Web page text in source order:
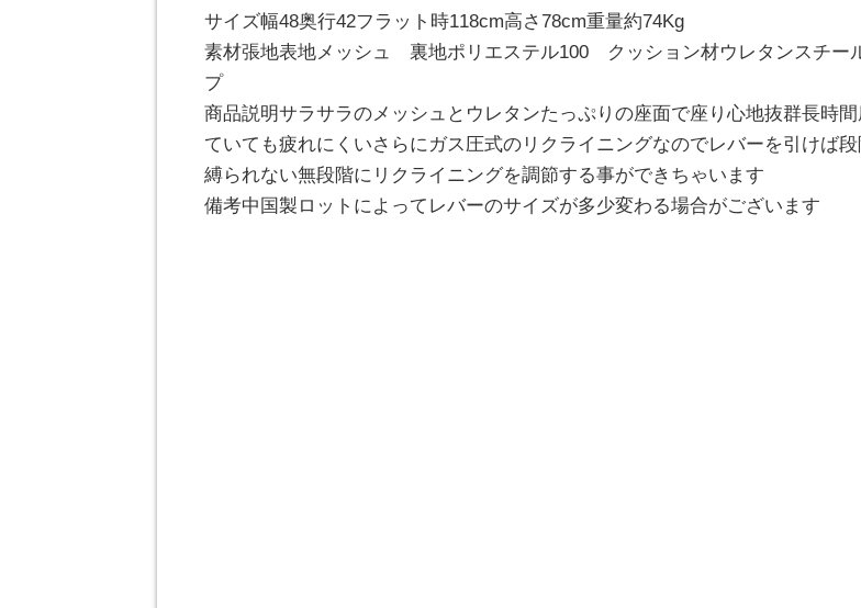
サイズ幅48奥行42フラット時118cm高さ78cm重量約74Kg
素材張地表地メッシュ 裏地ポリエステル100 クッション材ウレタンスチー
プ
商品説明サラサラのメッシュとウレタンたっぷりの座面で座り心地抜群長時間
ていても疲れにくいさらにガス圧式のリクライニングなのでレバーを引けば段
縛られない無段階にリクライニングを調節する事ができちゃいます
備考中国製ロットによってレバーのサイズが多少変わる場合がございます